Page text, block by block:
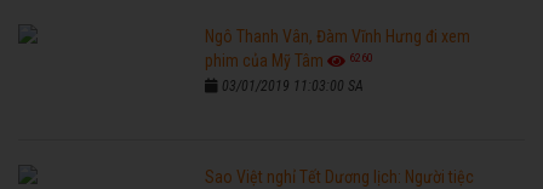
Ngô Thanh Vân, Đàm Vĩnh Hưng đi xem
phim của Mỹ Tâm
6260
03/01/2019 11:03:00 SA
Sao Việt nghỉ Tết Dương lịch: Người tiệc